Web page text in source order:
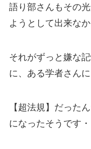
語り部さんもその
ようとして出来な
それがずっと嫌な
に、ある学者さん
【超法規】だった
になったそうです・